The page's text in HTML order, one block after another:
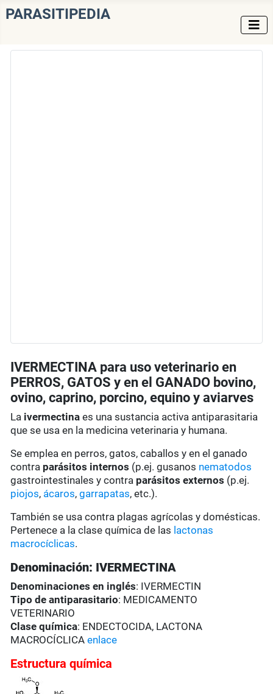
PARASITIPEDIA
IVERMECTINA para uso veterinario en
PERROS, GATOS y en el GANADO bovino,
ovino, caprino, porcino, equino y aviarves
La ivermectina es una sustancia activa antiparasitaria
que se usa en la medicina veterinaria y humana.
Se emplea en perros, gatos, caballos y en el ganado
contra parásitos internos (p.ej. gusanos nematodos
gastrointestinales y contra parásitos externos (p.ej.
piojos, ácaros,garrapatas, etc.).
También se usa contra plagas agrícolas y domésticas.
Pertenece a la clase química de las lactonas
macrocíclicas.
Denominación: IVERMECTINA
Denominaciones en inglés: IVERMECTIN
Tipo de antiparasitario: MEDICAMENTO
VETERINARIO
Clase química: ENDECTOCIDA, LACTONA
MACROCÍCLICAenlace
Estructura química